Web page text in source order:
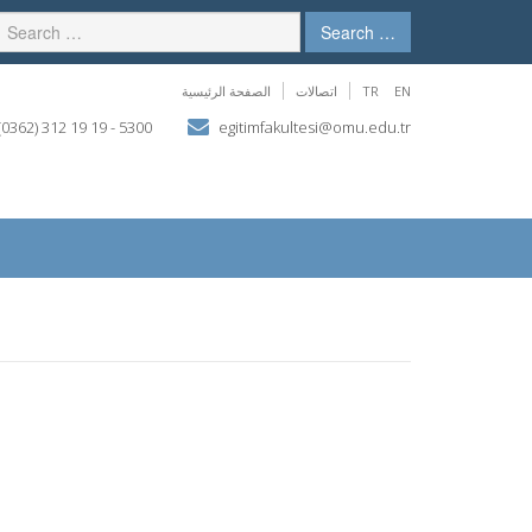
Search …
الصفحة الرئيسية اتصالات TR EN
312 19 19 - 5300 egitimfakultesi@omu.edu.tr